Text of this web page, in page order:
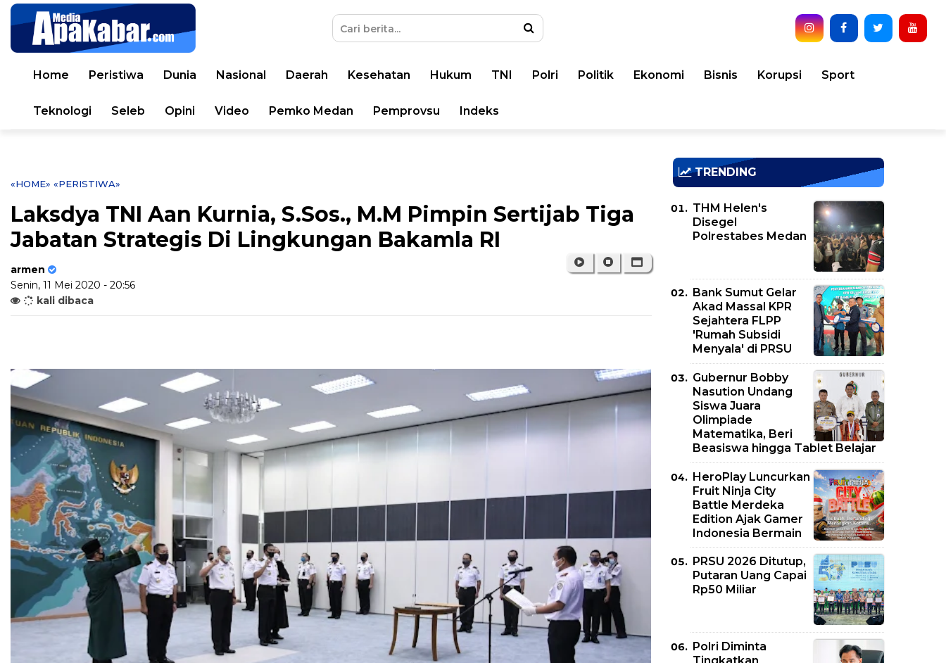
Home Peristiwa Dunia Nasional Daerah Kesehatan Hukum TNI Polri Politik Ekonomi Bisnis Korupsi Sport
Teknologi Seleb Opini Video Pemko Medan Pemprovsu Indeks
«HOME» «PERISTIWA»
Laksdya TNI Aan Kurnia, S.Sos., M.M Pimpin Sertijab Tiga
Jabatan Strategis Di Lingkungan Bakamla RI
armen
Senin, 11 Mei 2020 - 20:56
kali dibaca
TRENDING
THM Helen's
Disegel
Polrestabes Medan
Bank Sumut Gelar
Akad Massal KPR
Sejahtera FLPP
'Rumah Subsidi
Menyala' di PRSU
Gubernur Bobby
Nasution Undang
Siswa Juara
Olimpiade
Matematika, Beri
Beasiswa hingga Tablet Belajar
HeroPlay Luncurkan
Fruit Ninja City
Battle Merdeka
Edition Ajak Gamer
Indonesia Bermain
PRSU 2026 Ditutup,
Putaran Uang Capai
Rp50 Miliar
Polri Diminta